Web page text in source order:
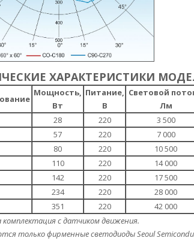
ХАРАКТЕРИСТИКИ
Мощность,
Вт
Питание,
В
Световой
Лм
28
220 3 500
57
220 7 000
80
220 10 500
110 220 14 000
142 220 17 500
234 220 28 000
351 220 42 000
с датчиком движения.
только фирменные светодиоды Seoul